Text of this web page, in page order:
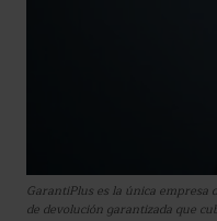
GarantiPlus es la única
de devolución garantizada que